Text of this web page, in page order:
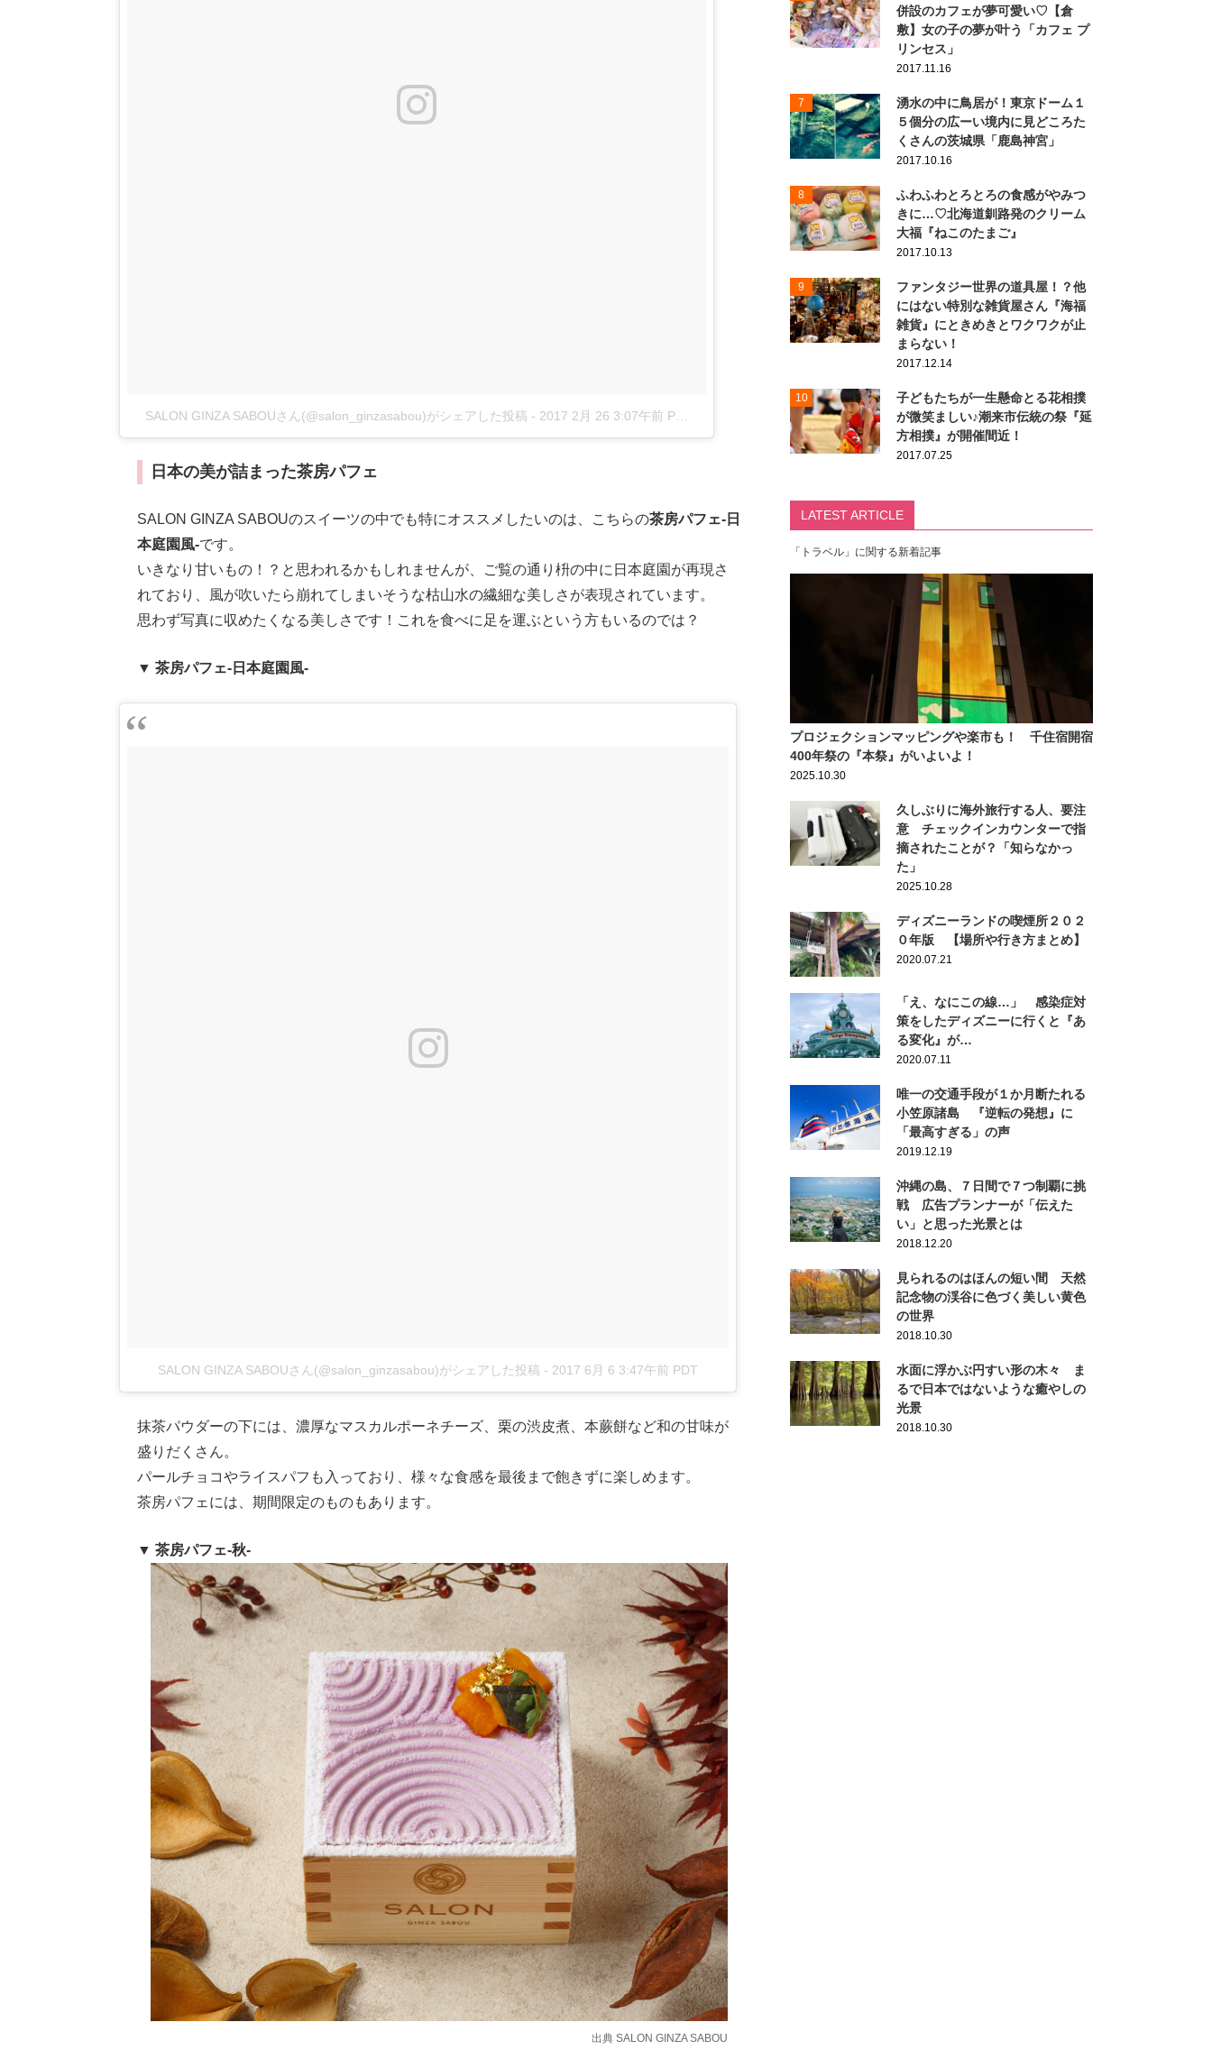
SALON GINZA SABOUさん(@salon_ginzasabou)がシェアした投稿 - 2017 2月 26 3:07午前 PST
日本の美が詰まった茶房パフェ
SALON GINZA SABOUのスイーツの中でも特にオススメしたいのは、こちらの茶房パフェ-日
本庭園風-です。
いきなり甘いもの！？と思われるかもしれませんが、ご覧の通り枡の中に日本庭園が再現さ
れており、風が吹いたら崩れてしまいそうな枯山水の繊細な美しさが表現されています。
思わず写真に収めたくなる美しさです！これを食べに足を運ぶという方もいるのでは？
▼ 茶房パフェ-日本庭園風-
SALON GINZA SABOUさん(@salon_ginzasabou)がシェアした投稿 - 2017 6月 6 3:47午前 PDT
抹茶パウダーの下には、濃厚なマスカルポーネチーズ、栗の渋皮煮、本蕨餅など和の甘味が
盛りだくさん。
パールチョコやライスパフも入っており、様々な食感を最後まで飽きずに楽しめます。
茶房パフェには、期間限定のものもあります。
▼ 茶房パフェ-秋-
出典 SALON GINZA SABOU
併設のカフェが夢可愛い♡【倉
敷】女の子の夢が叶う「カフェ プ
リンセス」
2017.11.16
7
湧水の中に鳥居が！東京ドーム１
５個分の広ーい境内に見どころた
くさんの茨城県「鹿島神宮」
2017.10.16
8
ふわふわとろとろの食感がやみつ
きに…♡北海道釧路発のクリーム
大福『ねこのたまご』
2017.10.13
9
ファンタジー世界の道具屋！？他
にはない特別な雑貨屋さん『海福
雑貨』にときめきとワクワクが止
まらない！
2017.12.14
10
子どもたちが一生懸命とる花相撲
が微笑ましい♪潮来市伝統の祭『延
方相撲』が開催間近！
2017.07.25
LATEST ARTICLE
「トラベル」に関する新着記事
プロジェクションマッピングや楽市も！ 千住宿開宿
400年祭の『本祭』がいよいよ！
2025.10.30
久しぶりに海外旅行する人、要注
意 チェックインカウンターで指
摘されたことが？「知らなかっ
た」
2025.10.28
ディズニーランドの喫煙所２０２
０年版 【場所や行き方まとめ】
2020.07.21
「え、なにこの線…」 感染症対
策をしたディズニーに行くと『あ
る変化』が…
2020.07.11
唯一の交通手段が１か月断たれる
小笠原諸島 『逆転の発想』に
「最高すぎる」の声
2019.12.19
沖縄の島、７日間で７つ制覇に挑
戦 広告プランナーが「伝えた
い」と思った光景とは
2018.12.20
見られるのはほんの短い間 天然
記念物の渓谷に色づく美しい黄色
の世界
2018.10.30
水面に浮かぶ円すい形の木々 ま
るで日本ではないような癒やしの
光景
2018.10.30